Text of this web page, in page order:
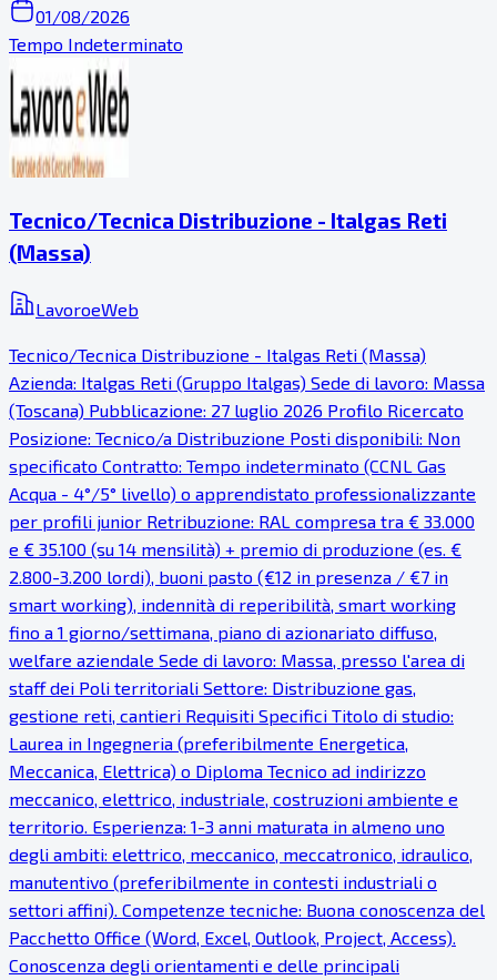
01/08/2026
Tempo Indeterminato
Tecnico/Tecnica Distribuzione - Italgas Reti
(Massa)
LavoroeWeb
Tecnico/Tecnica Distribuzione - Italgas Reti (Massa)
Azienda: Italgas Reti (Gruppo Italgas) Sede di lavoro: Massa
(Toscana) Pubblicazione: 27 luglio 2026 Profilo Ricercato
Posizione: Tecnico/a Distribuzione Posti disponibili: Non
specificato Contratto: Tempo indeterminato (CCNL Gas
Acqua - 4°/5° livello) o apprendistato professionalizzante
per profili junior Retribuzione: RAL compresa tra € 33.000
e € 35.100 (su 14 mensilità) + premio di produzione (es. €
2.800-3.200 lordi), buoni pasto (€12 in presenza / €7 in
smart working), indennità di reperibilità, smart working
fino a 1 giorno/settimana, piano di azionariato diffuso,
welfare aziendale Sede di lavoro: Massa, presso l'area di
staff dei Poli territoriali Settore: Distribuzione gas,
gestione reti, cantieri Requisiti Specifici Titolo di studio:
Laurea in Ingegneria (preferibilmente Energetica,
Meccanica, Elettrica) o Diploma Tecnico ad indirizzo
meccanico, elettrico, industriale, costruzioni ambiente e
territorio. Esperienza: 1-3 anni maturata in almeno uno
degli ambiti: elettrico, meccanico, meccatronico, idraulico,
manutentivo (preferibilmente in contesti industriali o
settori affini). Competenze tecniche: Buona conoscenza del
Pacchetto Office (Word, Excel, Outlook, Project, Access).
Conoscenza degli orientamenti e delle principali